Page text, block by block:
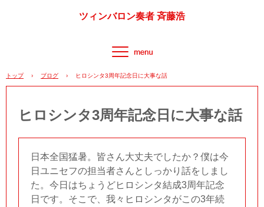
ツィンバロン奏者 斉藤浩
トップ › ブログ › ヒロシンタ3周年記念日に大事な話
ヒロシンタ3周年記念日に大事な話
日本全国猛暑。皆さん大丈夫でしたか？僕は今
日ユニセフの担当者さんとしっかり話をしまし
た。今日はちょうどヒロシンタ結成3周年記念
日です。そこで、我々ヒロシンタがこの3年続